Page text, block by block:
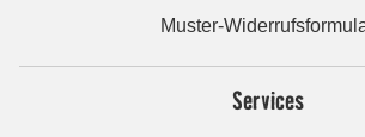
Muster-
Services